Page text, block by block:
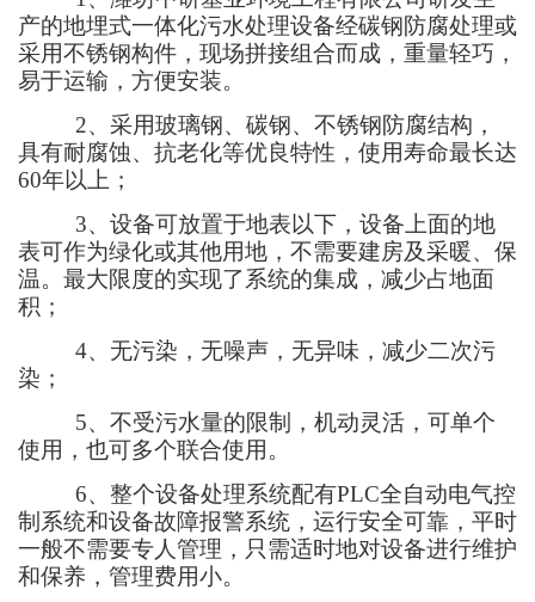
产的地埋式一体化污水处理设备经碳钢防腐处理或
采用不锈钢构件，现场拼接组合而成，重量轻巧，
易于运输，方便安装。
2、采用玻璃钢、碳钢、不锈钢防腐结构，
具有耐腐蚀、抗老化等优良特性，使用寿命最长达
60年以上；
3、 设备可放置于地表以下，设备上面的地
表可作为绿化或其他用地，不需要建房及采暖、保
温。最大限度的实现了系统的集成，减少占地面
积；
4、无污染，无噪声，无异味，减少二次污
染；
5、不受污水量的限制，机动灵活，可单个
使用，也可多个联合使用。
6、整个设备处理系统配有PLC全自动电气控
制系统和设备故障报警系统，运行安全可靠，平时
一般不需要专人管理，只需适时地对设备进行维护
和保养，管理费用小。